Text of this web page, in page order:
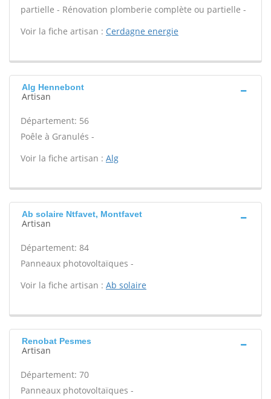
partielle - Rénovation plomberie complète ou partielle -
Voir la fiche artisan : Cerdagne energie
Alg Hennebont
Artisan
Département: 56
Poêle à Granulés -
Voir la fiche artisan : Alg
Ab solaire Ntfavet, Montfavet
Artisan
Département: 84
Panneaux photovoltaïques -
Voir la fiche artisan : Ab solaire
Renobat Pesmes
Artisan
Département: 70
Panneaux photovoltaïques -